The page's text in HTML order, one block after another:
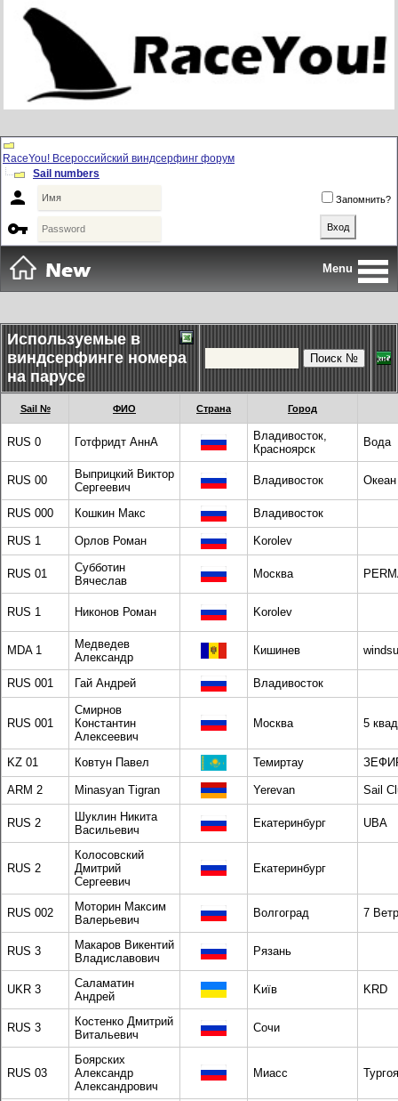
RaceYou! Всероссийский виндсерфинг форум
Sail numbers
 Запомнить?

Menu
Используемые в
виндсерфинге номера
на парусе
Sail № ФИО Страна Город
RUS 0 Готфридт АннА
Владивосток,
Красноярск
Вода
RUS 00
Выприцкий Виктор
Сергеевич
Владивосток Океан
RUS 000 Кошкин Макс Владивосток
RUS 1 Орлов Роман Korolev
RUS 01
Субботин
Вячеслав
Москва
RUS 1 Никонов Роман Korolev
MDA 1
Медведев
Александр
Кишинев
RUS 001 Гай Андрей Владивосток
RUS 001
Смирнов
Константин
Алексеевич
Москва 5
KZ 01 Ковтун Павел Темиртау
ARM 2 Minasyan Tigran Yerevan Sail
RUS 2
Шуклин Никита
Васильевич
Екатеринбург UBA
RUS 2
Колосовский
Дмитрий
Сергеевич
Екатеринбург
RUS 002
Моторин Максим
Валерьевич
Волгоград 7
RUS 3
Макаров Викентий
Владиславович
Рязань
UKR 3
Саламатин
Андрей
Kиїв KRD
RUS 3
Костенко Дмитрий
Витальевич
Сочи
RUS 03
Боярских
Александр
Александрович
Миасс